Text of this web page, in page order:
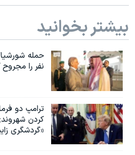
بیشتر بخوانید
نفر را مجروح
ترامپ دو
کردن
«گردشگری